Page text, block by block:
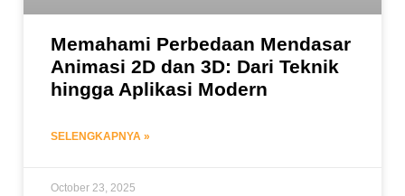
Memahami Perbedaan Mendasar
Animasi 2D dan 3D: Dari Teknik
hingga Aplikasi Modern
SELENGKAPNYA »
October 23, 2025